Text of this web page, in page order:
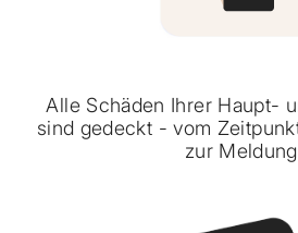
Alle Schäden Ihrer Haupt-
sind gedeckt - vom
zur